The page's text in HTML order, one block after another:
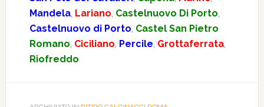
Mandela, Lariano, Castelnuovo Di Porto,
Castelnuovo di Porto, Castel San Pietro
Romano, Ciciliano, Percile, Grottaferrata,
Riofreddo